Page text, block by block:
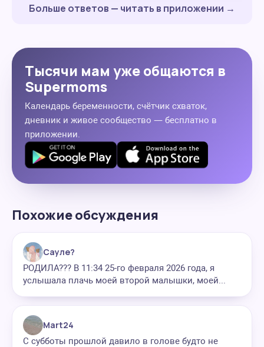
Больше ответов — читать в приложении →
Тысячи мам уже общаются в
Supermoms
Календарь беременности, счётчик схваток,
дневник и живое сообщество — бесплатно в
приложении.
Похожие обсуждения
Сауле?
РОДИЛА??? В 11:34 25-го февраля 2026 года, я
услышала плачь моей второй малышки, моей...
Mart24
С субботы прошлой давило в голове будто не